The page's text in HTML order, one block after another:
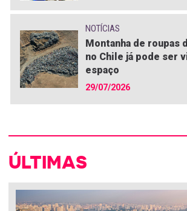
NOTÍCIAS
Montanha de roupas
no Chile já pode ser
espaço
29/07/2026
ÚLTIMAS